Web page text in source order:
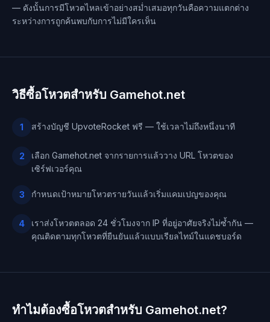
— ดังนั้นการมีโหวตไหลเข้าอย่างสม่ำเสมอทุกวันคือความแตกต่าง
ระหว่างการถูกค้นพบกับการไม่มีใครเห็น
วิธีซื้อโหวตสำหรับ Gamehot.net
1 สร้างบัญชี UpvoteRocket ฟรี — ใช้เวลาไม่ถึงหนึ่งนาที
2
เลือก Gamehot.net จากรายการแล้ววาง URL โหวตของ
เซิร์ฟเวอร์คุณ
3 กำหนดเป้าหมายโหวตรายวันแล้วเริ่มแคมเปญของคุณ
4
เราส่งโหวตตลอด 24 ชั่วโมงจาก IP ที่อยู่อาศัยจริงไม่ซ้ำกัน —
คุณติดตามทุกโหวตที่ยืนยันแล้วแบบเรียลไทม์ในแดชบอร์ด
ทำไมต้องซื้อโหวตสำหรับ Gamehot.net?